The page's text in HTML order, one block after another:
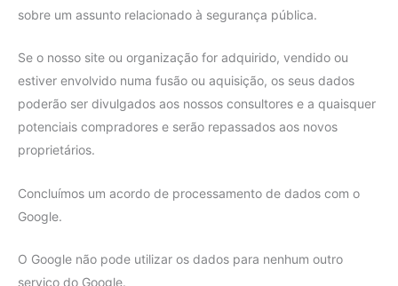
sobre um assunto relacionado à segurança pública.
Se o nosso site ou organização for adquirido, vendido ou
estiver envolvido numa fusão ou aquisição, os seus dados
poderão ser divulgados aos nossos consultores e a quaisquer
potenciais compradores e serão repassados aos novos
proprietários.
Concluímos um acordo de processamento de dados com o
Google.
O Google não pode utilizar os dados para nenhum outro
serviço do Google.